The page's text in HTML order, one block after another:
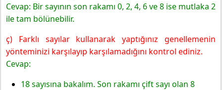
Cevap: Bir sayının son rakamı 0, 2, 4, 6 ve 8 ise mutlaka 2
ile tam bölünebilir.
ç) Farklı sayılar kullanarak yaptığınız genellemenin
yönteminizi karşılayıp karşılamadığını kontrol ediniz.
Cevap:
18 sayısına bakalım. Son rakamı çift sayı olan 8